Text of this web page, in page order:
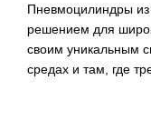
Пневмоцилиндры
решением для
своим уникальным
средах и там, где